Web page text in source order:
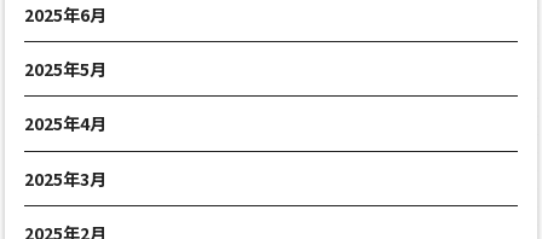
2025年6月
2025年5月
2025年4月
2025年3月
2025年2月